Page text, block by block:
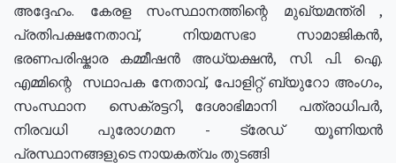
അദ്ദേഹം. കേരള സംസ്ഥാനത്തിന്റെ മുഖ്യമന്ത്രി ,
പ്രതിപക്ഷനേതാവ്, നിയമസഭാ സാമാജികൻ,
ഭരണപരിഷ്കാര കമ്മീഷൻ അധ്യക്ഷൻ, സി. പി. ഐ.
എമ്മിന്റെ സഥാപക നേതാവ്, പോളിറ്റ് ബ്യുറോ അംഗം,
സംസ്ഥാന സെക്രട്ടറി, ദേശാഭിമാനി പത്രാധിപർ,
നിരവധി പുരോഗമന - ട്രേഡ് യൂണിയൻ
പ്രസ്ഥാനങ്ങളുടെ നായകത്വം തുടങ്ങി